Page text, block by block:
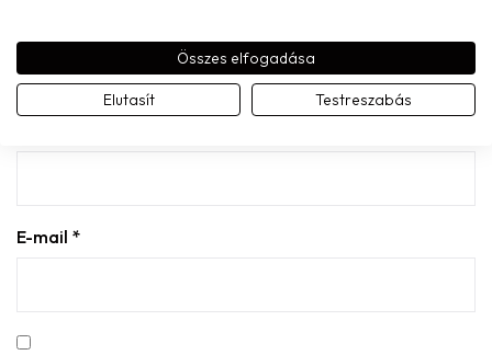
MONDD EL A VÉLEMÉNYED
E-mail *
Összes elfogadása
Elutasít Testreszabás